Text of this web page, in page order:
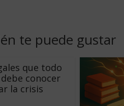
te puede gustar
que todo
conocer
la crisis